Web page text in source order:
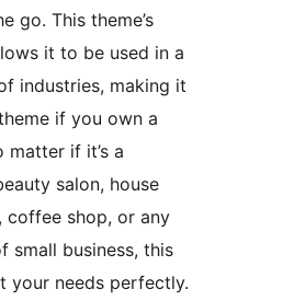
go. This theme’s
it to be used in a
industries, making it
if you own a
matter if it’s a
salon, house
coffee shop, or any
small business, this
your needs perfectly.